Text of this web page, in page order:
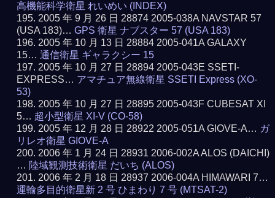
高機能科学衛星 れいめい (INDEX)
2005 年 9 月 26 日 28874 2005-038A NAVSTAR 57
(USA 183)…GPS 衛星 ナブスター 57 (USA 183)
2005 年 10 月 13 日 28884 2005-041A GALAXY
15…通信衛星 ギャラクシー 15
2005 年 10 月 27 日 28894 2005-043E SSETI-
EXPRESS… アマチュア無線衛星 SSETI Express (XO-
53)
2005 年 10 月 27 日 28895 2005-043F CUBESAT XI
5… 超小型衛星 XI-V (CO-58)
2005 年 12 月 28 日 28922 2005-051A GIOVE-A… ガ
リレオ衛星 GIOVE-A
2006 年 1 月 24 日 28931 2006-002A ALOS (DAICHI)
… 陸域観測技術衛星 だいち (ALOS)
2006 年 2 月 18 日 28937 2006-004A HIMAWARI 7…
運輸多目的衛星新 2 号 ひまわり 7 号 (MTSAT-2)